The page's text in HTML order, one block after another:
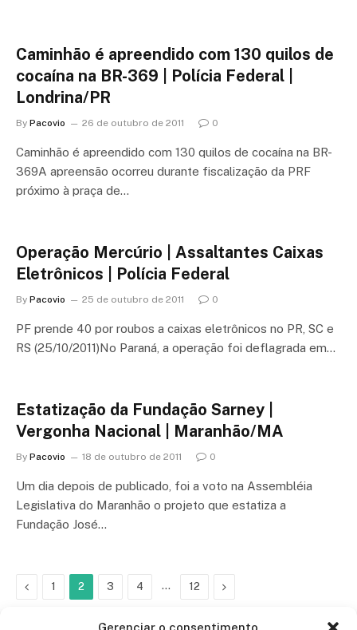
Gerenciar o consentimento
Caminhão é apreendido com 130 quilos de
cocaína na BR-369 | Polícia Federal |
Londrina/PR
By Pacovio 26 de outubro de 2011 0
Caminhão é apreendido com 130 quilos de cocaína na BR-
369A apreensão ocorreu durante fiscalização da PRF
próximo à praça de…
Operação Mercúrio | Assaltantes Caixas
Eletrônicos | Polícia Federal
By Pacovio 25 de outubro de 2011 0
PF prende 40 por roubos a caixas eletrônicos no PR, SC e
RS (25/10/2011)No Paraná, a operação foi deflagrada em…
Estatização da Fundação Sarney |
Vergonha Nacional | Maranhão/MA
By Pacovio 18 de outubro de 2011 0
Um dia depois de publicado, foi a voto na Assembléia
Legislativa do Maranhão o projeto que estatiza a
Fundação José…
Previous
1 2 3 4 … 12 Next